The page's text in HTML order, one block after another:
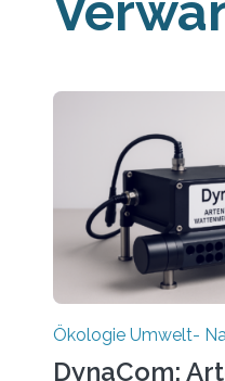
Ökologie Umwelt-
DynaCom: